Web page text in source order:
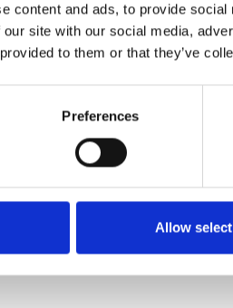
content and ads, to provide
site with our social media,
to them or that they’ve
Preferences
Allow